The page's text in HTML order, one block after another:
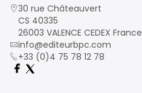
30 rue Châteauvert
CS 40335
26003 VALENCE CEDEX France
info@editeurbpc.com
+33 (0)4 75 78 12 78